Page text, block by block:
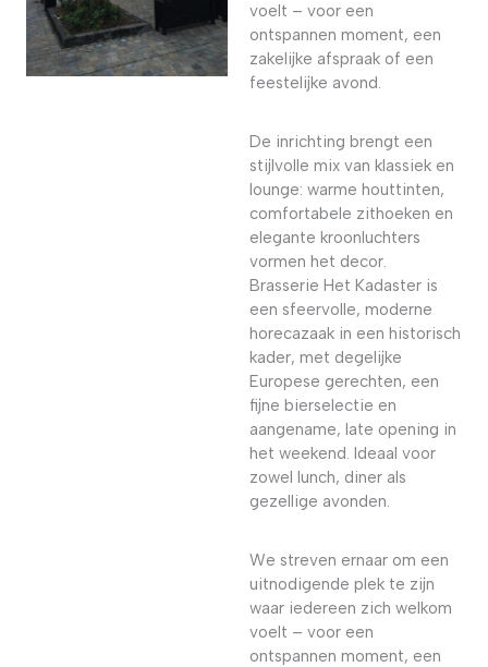
voelt – voor een
ontspannen moment, een
zakelijke afspraak of een
feestelijke avond.
De inrichting brengt een
stijlvolle mix van klassiek en
lounge: warme houttinten,
comfortabele zithoeken en
elegante kroonluchters
vormen het decor.
Brasserie Het Kadaster is
een sfeervolle, moderne
horecazaak in een historisch
kader, met degelijke
Europese gerechten, een
fijne bierselectie en
aangename, late opening in
het weekend. Ideaal voor
zowel lunch, diner als
gezellige avonden.
We streven ernaar om een
uitnodigende plek te zijn
waar iedereen zich welkom
voelt – voor een
ontspannen moment, een